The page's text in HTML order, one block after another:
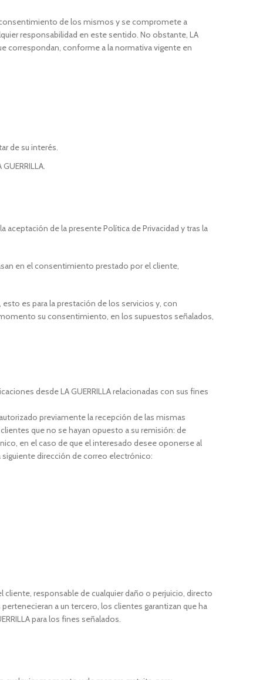
de los mismos y se compromete a
responsabilidad en este sentido. No obstante, LA
correspondan, conforme a la normativa vigente en
de su interés.
de la presente Política de Privacidad y tras la
en el consentimiento prestado por el cliente,
es para la prestación de los servicios y, con
su consentimiento, en los supuestos señalados,
desde LA GUERRILLA relacionadas con sus fines
previamente la recepción de las mismas
que no se hayan opuesto a su remisión: de
en el caso de que el interesado desee oponerse al
dirección de correo electrónico:
responsable de cualquier daño o perjuicio, directo
a un tercero, los clientes garantizan que ha
para los fines señalados.